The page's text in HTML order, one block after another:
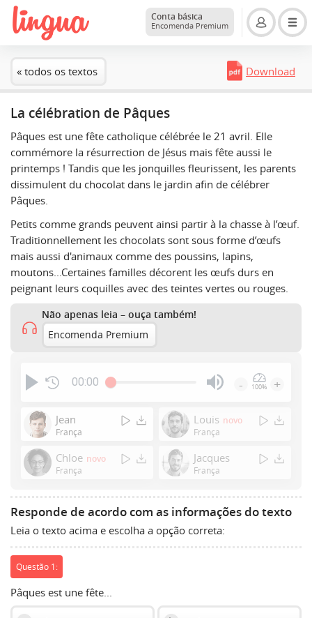
Conta básica
Encomenda Premium
« todos os textos Download
La célébration de Pâques
Pâques est une fête catholique célébrée le 21 avril. Elle
commémore la résurrection de Jésus mais fête aussi le
printemps ! Tandis que les jonquilles fleurissent, les parents
dissimulent du chocolat dans le jardin afin de célébrer
Pâques.
Petits comme grands peuvent ainsi partir à la chasse à l’œuf.
Traditionnellement les chocolats sont sous forme d’œufs
mais aussi d'animaux comme des poussins, lapins,
moutons...Certaines familles décorent les œufs durs en
peignant leurs coquilles avec des teintes vertes ou rouges.
Não apenas leia – ouça também!
Encomenda Premium
00:00
Enter
or
to
show
slider.
- 100% +
Jean
França
Louis novo
França
Chloe novo
França
Jacques
França
Responde de acordo com as informações do texto
Leia o texto acima e escolha a opção correta:
Questão 1:
Pâques est une fête...